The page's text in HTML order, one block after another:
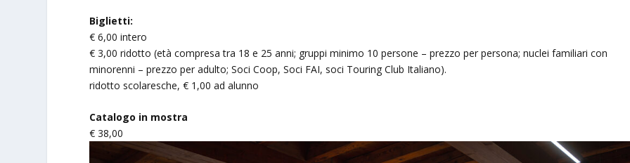
Biglietti:
€ 6,00 intero
€ 3,00 ridotto (età compresa tra 18 e 25 anni; gruppi minimo 10 persone – prezzo per persona; nuclei familiari con
minorenni – prezzo per adulto; Soci Coop, Soci FAI, soci Touring Club Italiano).
ridotto scolaresche, € 1,00 ad alunno
Catalogo in mostra
€ 38,00